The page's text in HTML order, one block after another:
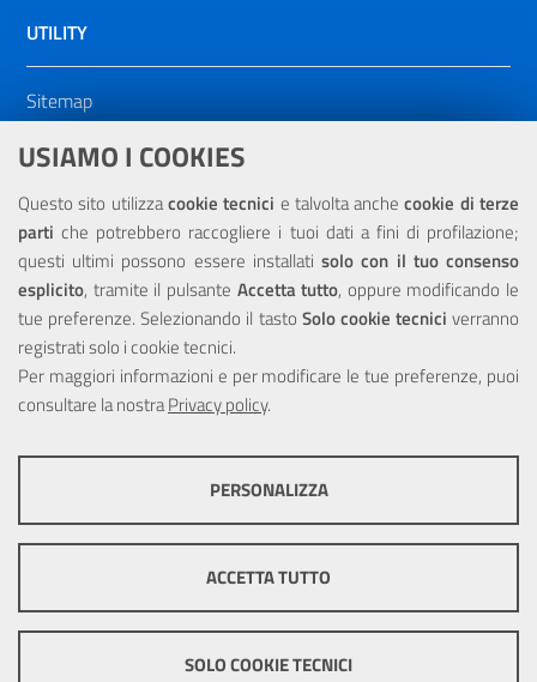
USIAMO I COOKIES
Questo sito utilizzacookie tecnici e talvolta anchecookie di terze
parti che potrebbero raccogliere i tuoi dati a fini di profilazione;
questi ultimi possono essere installatisolo con il tuo consenso
esplicito, tramite il pulsante Accetta tutto, oppure modificando le
tue preferenze. Selezionando il tasto Solo cookie tecnici verranno
registrati solo i cookie tecnici.
Per maggiori informazioni e per modificare le tue preferenze, puoi
consultare la nostraPrivacy policy.
ottimale per ogni utente. Essi non raccolgono i tuoi dati e le tue
informazioni di navigazione per scopi di marketing e profilazione, e
pertanto possono essere utilizzati senza bisogno di acquisire il tuo
PERSONALIZZA
ACCETTA TUTTO
SOLO COOKIE TECNICI
UTILITY
Sitemap
Dichiarazione di accessibilità
NOTE LEGALI
Privacy
Portale realizzato con la partecipazione finanziaria dell'Unione
Europea tramite i fondi del POR Sicilia 2000/2006 Misura 6.05 -
Impostazioni Cookie